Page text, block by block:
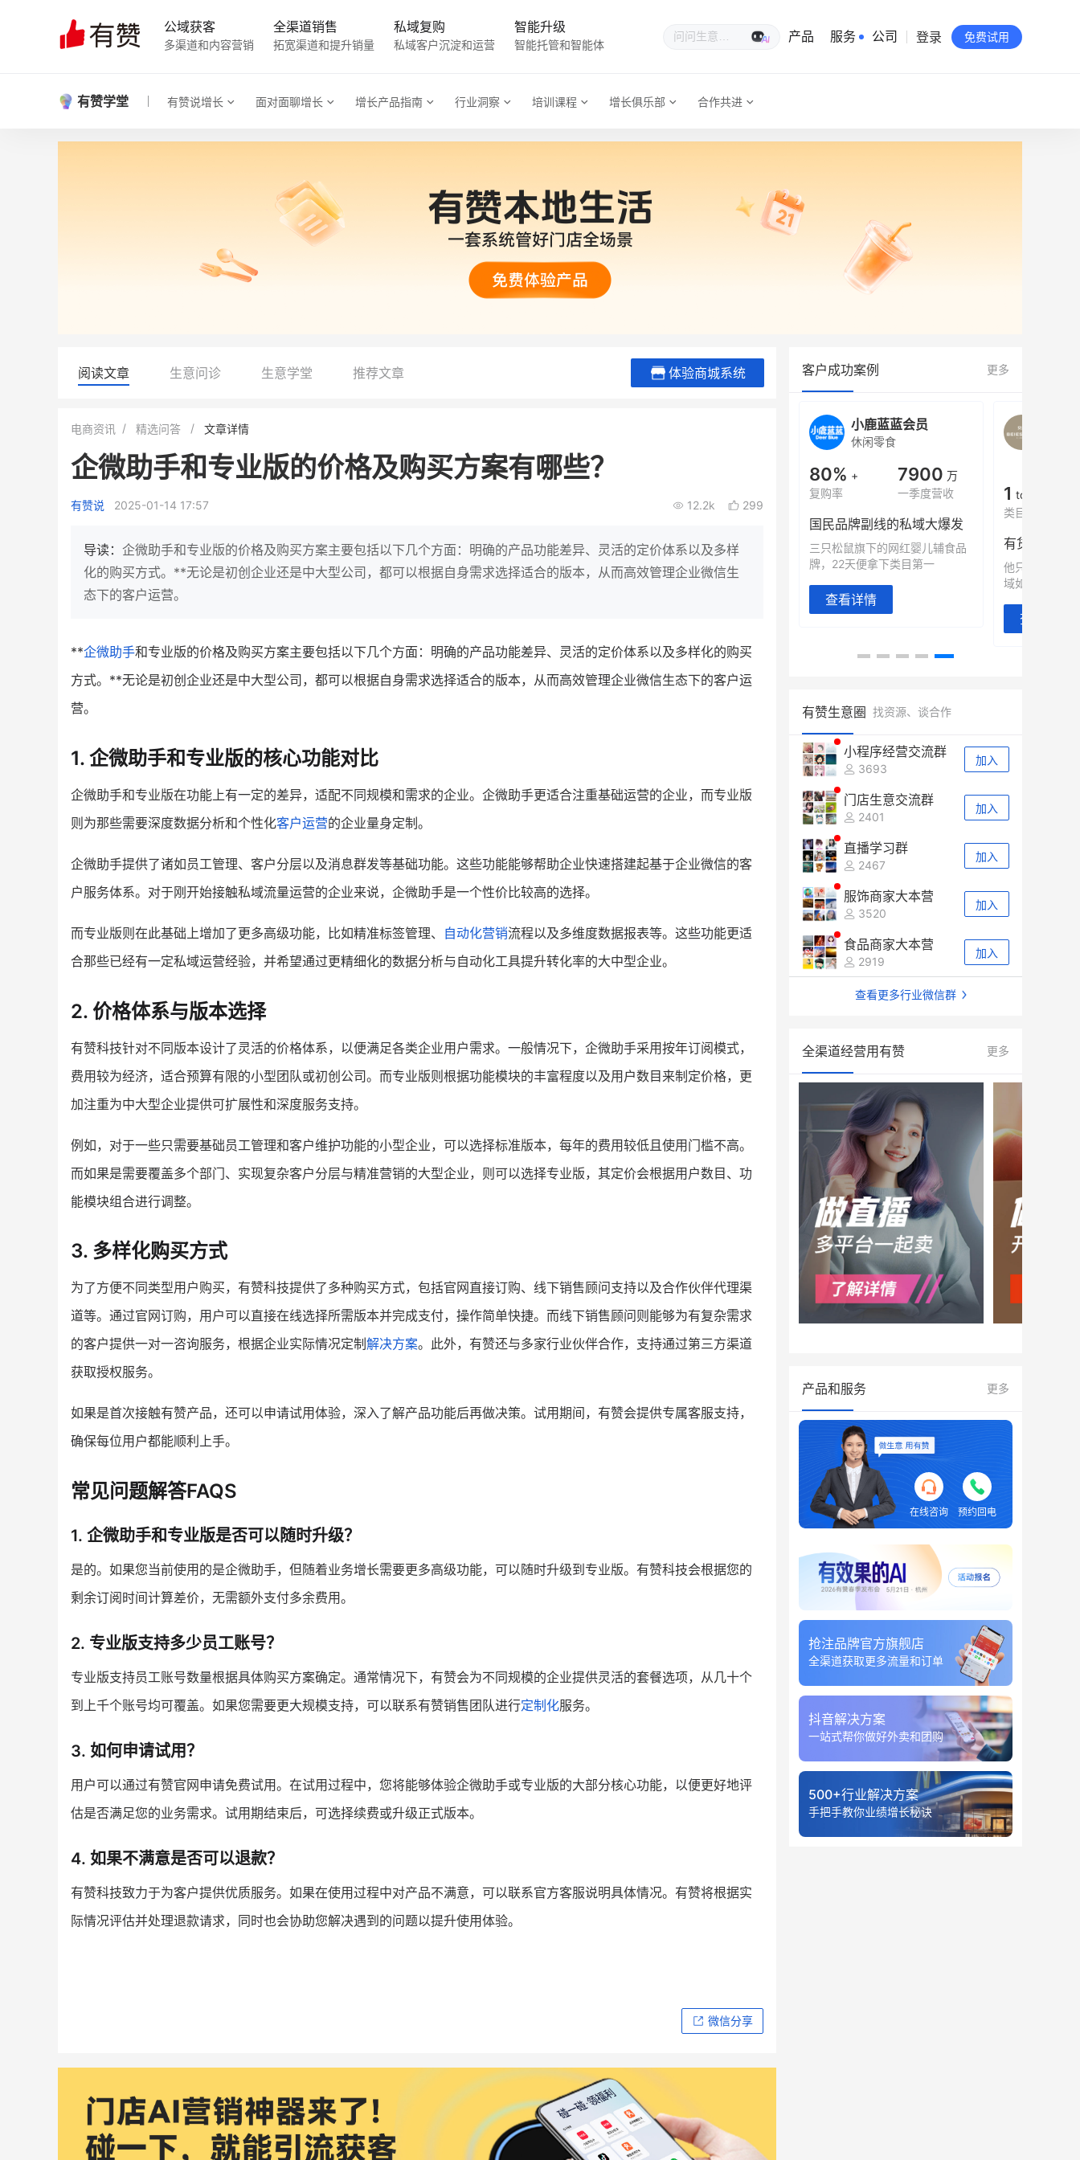
公域获客
多渠道和内容营销
全渠道销售
拓宽渠道和提升销量
私域复购
私域客户沉淀和运营
智能升级
智能托管和智能体
生意专家
产品 服务 公司
有赞公益
站点地图
登录 免费试用
有赞学堂 有赞说增长 面对面聊增长 增长产品指南 行业洞察 培训课程 增长俱乐部 合作共进
阅读文章 生意问诊 生意学堂 推荐文章 体验商城系统
电商资讯 精选问答 文章详情
企微助手和专业版的价格及购买方案有哪些？
有赞说 2025-01-14 17:57 12.2k 299
导读： 企微助手和专业版的价格及购买方案主要包括以下几个方面：明确的产品功能差异、灵活的定价体系以及多样
化的购买方式。**无论是初创企业还是中大型公司，都可以根据自身需求选择适合的版本，从而高效管理企业微信生
态下的客户运营。
**企微助手和专业版的价格及购买方案主要包括以下几个方面：明确的产品功能差异、灵活的定价体系以及多样化的购买
方式。**无论是初创企业还是中大型公司，都可以根据自身需求选择适合的版本，从而高效管理企业微信生态下的客户运
营。
1. 企微助手和专业版的核心功能对比
企微助手和专业版在功能上有一定的差异，适配不同规模和需求的企业。企微助手更适合注重基础运营的企业，而专业版
则为那些需要深度数据分析和个性化客户运营的企业量身定制。
企微助手提供了诸如员工管理、客户分层以及消息群发等基础功能。这些功能能够帮助企业快速搭建起基于企业微信的客
户服务体系。对于刚开始接触私域流量运营的企业来说，企微助手是一个性价比较高的选择。
而专业版则在此基础上增加了更多高级功能，比如精准标签管理、 自动化营销流程以及多维度数据报表等。这些功能更适
合那些已经有一定私域运营经验，并希望通过更精细化的数据分析与自动化工具提升转化率的大中型企业。
2. 价格体系与版本选择
有赞科技针对不同版本设计了灵活的价格体系，以便满足各类企业用户需求。一般情况下，企微助手采用按年订阅模式，
费用较为经济，适合预算有限的小型团队或初创公司。而专业版则根据功能模块的丰富程度以及用户数目来制定价格，更
加注重为中大型企业提供可扩展性和深度服务支持。
例如，对于一些只需要基础员工管理和客户维护功能的小型企业，可以选择标准版本，每年的费用较低且使用门槛不高。
而如果是需要覆盖多个部门、实现复杂客户分层与精准营销的大型企业，则可以选择专业版，其定价会根据用户数目、功
能模块组合进行调整。
3. 多样化购买方式
为了方便不同类型用户购买，有赞科技提供了多种购买方式，包括官网直接订购、线下销售顾问支持以及合作伙伴代理渠
道等。通过官网订购，用户可以直接在线选择所需版本并完成支付，操作简单快捷。而线下销售顾问则能够为有复杂需求
的客户提供一对一咨询服务，根据企业实际情况定制 解决方案。此外，有赞还与多家行业伙伴合作，支持通过第三方渠道
获取授权服务。
如果是首次接触有赞产品，还可以申请试用体验，深入了解产品功能后再做决策。试用期间，有赞会提供专属客服支持，
确保每位用户都能顺利上手。
常见问题解答FAQS
1. 企微助手和专业版是否可以随时升级？
是的。如果您当前使用的是企微助手，但随着业务增长需要更多高级功能，可以随时升级到专业版。有赞科技会根据您的
剩余订阅时间计算差价，无需额外支付多余费用。
2. 专业版支持多少员工账号？
专业版支持员工账号数量根据具体购买方案确定。通常情况下，有赞会为不同规模的企业提供灵活的套餐选项，从几十个
到上千个账号均可覆盖。如果您需要更大规模支持，可以联系有赞销售团队进行定制化服务。
3. 如何申请试用？
用户可以通过有赞官网申请免费试用。在试用过程中，您将能够体验企微助手或专业版的大部分核心功能，以便更好地评
估是否满足您的业务需求。试用期结束后，可选择续费或升级正式版本。
4. 如果不满意是否可以退款？
有赞科技致力于为客户提供优质服务。如果在使用过程中对产品不满意，可以联系官方客服说明具体情况。有赞将根据实
际情况评估并处理退款请求，同时也会协助您解决遇到的问题以提升使用体验。
微信分享
客户成功案例 更多
BEIESTATE贝易品牌
母婴
类目销售额
年度GMV
有货源没流量？母婴馆如何破局
他只用7年做到平台销冠，转战私
域如何破局？
200 万
200 %
这家女装连锁如何借有赞破局新
零售？
30 万
2000 万
IT精英回乡种地，撬动2000万生
意！
私域样本打法！新希望白帝乳业
靠企业微信实现销售额翻 8 倍！
小鹿蓝蓝会员
休闲零食
80% +
复购率
7900 万
一季度营收
国民品牌副线的私域大爆发
三只松鼠旗下的网红婴儿辅食品
牌，22天便拿下类目第一
查看详情
1 top
类目销售额
他只用7年做
域如何破局？
查看详情
有赞生意圈 找资源、谈合作
小程序经营交流群
3693
加入
门店生意交流群
2401
加入
直播学习群
2467
加入
服饰商家大本营
3520
加入
食品商家大本营
2919
加入
查看更多行业微信群
全渠道经营用有赞 更多
产品和服务 更多
在线咨询 预约回电
抢注品牌官方旗舰店
全渠道获取更多流量和订单
抖音解决方案
一站式帮你做好外卖和团购
500+行业解决方案
手把手教你业绩增长秘诀